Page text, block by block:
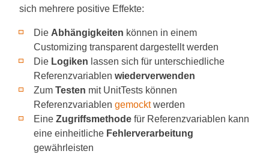
sich mehrere positive Effekte:
Die Abhängigkeiten können in einem
Customizing transparent dargestellt werden
Die Logiken lassen sich für unterschiedliche
Referenzvariablen wiederverwenden
Zum Testen mit UnitTests können
Referenzvariablen gemocktwerden
Eine Zugriffsmethode für Referenzvariablen kann
eine einheitliche Fehlerverarbeitung
gewährleisten